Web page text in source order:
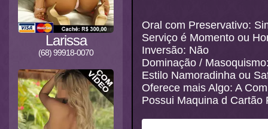
Larissa
(68) 99918-0070
Oral com Preservativo:
Serviço é Momento ou
Inversão: Não
Dominação /
Estilo Namoradinha ou
Oferece mais Algo: A
Possui Maquina d Cartão